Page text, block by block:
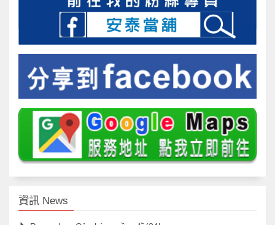
資訊 News